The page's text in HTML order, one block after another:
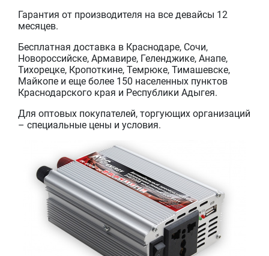
Гарантия от производителя на все девайсы 12
месяцев.
Бесплатная доставка в Краснодаре, Сочи,
Новороссийске, Армавире, Геленджике, Анапе,
Тихорецке, Кропоткине, Темрюке, Тимашевске,
Майкопе и еще более 150 населенных пунктов
Краснодарского края и Республики Адыгея.
Для оптовых покупателей, торгующих организаций
– специальные цены и условия.